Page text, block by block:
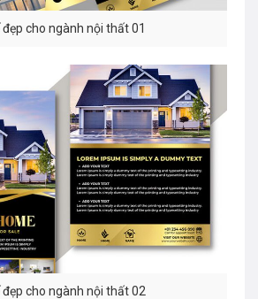
cho ngành nội thất 01
cho ngành nội thất 02